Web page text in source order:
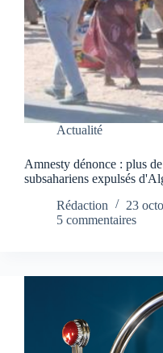
Actualité
Amnesty dénonce : plus
subsahariens expulsés
Rédaction
23
5 commentaires